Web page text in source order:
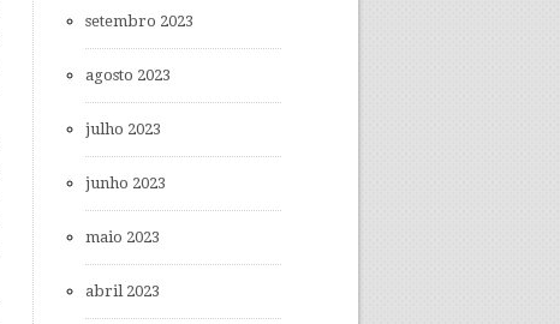
setembro 2023
agosto 2023
julho 2023
junho 2023
maio 2023
abril 2023